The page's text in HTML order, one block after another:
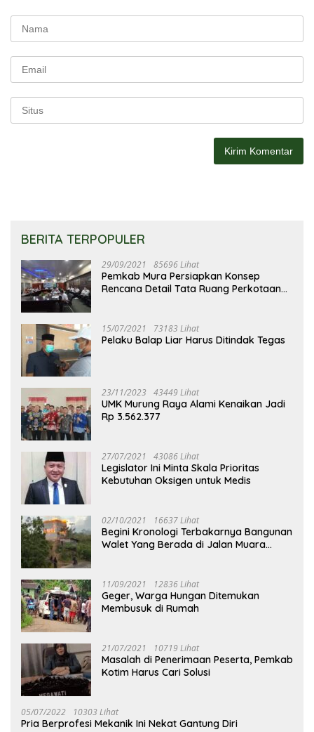
BERITA TERPOPULER
29/09/2021 85696 Lihat
Pemkab Mura Persiapkan Konsep
Rencana Detail Tata Ruang Perkotaan
15/07/2021 73183 Lihat
Pelaku Balap Liar Harus Ditindak Tegas
23/11/2023 43449 Lihat
UMK Murung Raya Alami Kenaikan Jadi
Rp 3.562.377
27/07/2021 43086 Lihat
Legislator Ini Minta Skala Prioritas
Kebutuhan Oksigen untuk Medis
02/10/2021 16637 Lihat
Begini Kronologi Terbakarnya Bangunan
Walet Yang Berada di Jalan Muara
11/09/2021 12836 Lihat
Geger, Warga Hungan Ditemukan
Membusuk di Rumah
21/07/2021 10719 Lihat
Masalah di Penerimaan Peserta, Pemkab
Kotim Harus Cari Solusi
05/07/2022 10303 Lihat
Pria Berprofesi Mekanik Ini Nekat Gantung Diri